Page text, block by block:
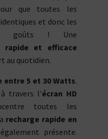
que toutes les
et donc les
goûts ! Une
rapide et efficace
au quotidien.
entre 5 et 30 Watts.
travers l'écran HD
toutes les
recharge rapide en
présente.